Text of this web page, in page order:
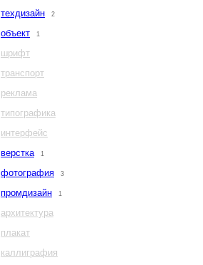
техдизайн 2
объект 1
шрифт
транспорт
реклама
типографика
интерфейс
верстка
1
фотография 3
промдизайн 1
архитектура
плакат
каллиграфия